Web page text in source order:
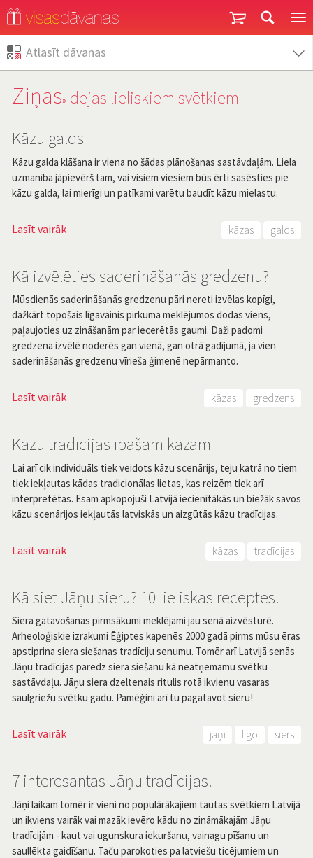
Atlasīt dāvanas
Ziņas»Idejas lieliskiem svētkiem
Kāzu galds
Kāzu galda klāšana ir viena no šādas plānošanas sastāvdaļām. Liela
uzmanība jāpievērš tam, vai visiem viesiem būs ērti sasēsties pie
kāzu galda, lai mierīgi un patīkami varētu baudīt kāzu mielastu.
Lasīt vairāk kāzas galds
Kā izvēlēties saderināšanās gredzenu?
Mūsdienās saderināšanās gredzenu pāri nereti izvēlas kopīgi,
dažkārt topošais līgavainis pirkuma meklējumos dodas viens,
paļaujoties uz zināšanām par iecerētās gaumi. Daži padomi
gredzena izvēlē noderēs gan vienā, gan otrā gadījumā, ja vien
saderināšanās gredzenu vīrieša ģimenē nepārmanto.
Lasīt vairāk kāzas gredzens
Kāzu tradīcijas īpašām kāzām
Lai arī cik individuāls tiek veidots kāzu scenārijs, teju katrā no tiem
tiek iekļautas kādas tradicionālas lietas, kas reizēm tiek arī
interpretētas. Esam apkopojuši Latvijā iecienītākās un biežāk savos
kāzu scenārijos iekļautās latviskās un aizgūtās kāzu tradīcijas.
Lasīt vairāk kāzas tradīcijas
Kā siet Jāņu sieru? 10 lieliskas receptes!
Siera gatavošanas pirmsākumi meklējami jau senā aizvēsturē.
Arheoloģiskie izrakumi Ēģiptes kapenēs 2000 gadā pirms mūsu ēras
apstiprina siera siešanas tradīciju senumu. Tomēr arī Latvijā senās
Jāņu tradīcijas paredz siera siešanu kā neatņemamu svētku
sastāvdaļu. Jāņu siera dzeltenais ritulis rotā ikvienu vasaras
saulgriežu svētku gadu. Pamēģini arī tu pagatavot sieru!
Lasīt vairāk jāņi līgo siers
7 interesantas Jāņu tradīcijas!
Jāņi laikam tomēr ir vieni no populārākajiem tautas svētkiem Latvijā
un ikviens vairāk vai mazāk ievēro kādu no zināmākajām Jāņu
tradīcijām - kaut vai ugunskura iekuršanu, vainagu pīšanu un
saullēkta gaidīšanu. Taču parokoties pa latviešu ticējumiem un